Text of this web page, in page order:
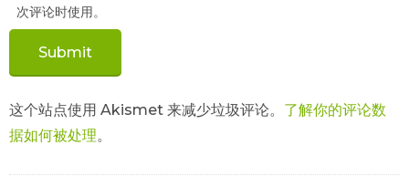
次评论时使用。
这个站点使用 Akismet 来减少垃圾评论。 了解你的评论数
据如何被处理。